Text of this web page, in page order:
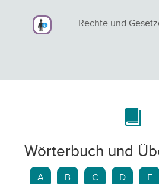
Rechte und
Wörterbuch und
A B C D E